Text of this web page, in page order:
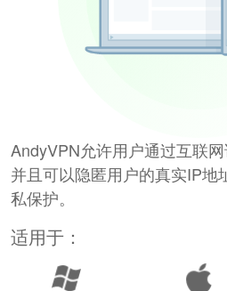
AndyVPN允许用户通过互联
并且可以隐匿用户的真实IP地
私保护。
适用于：